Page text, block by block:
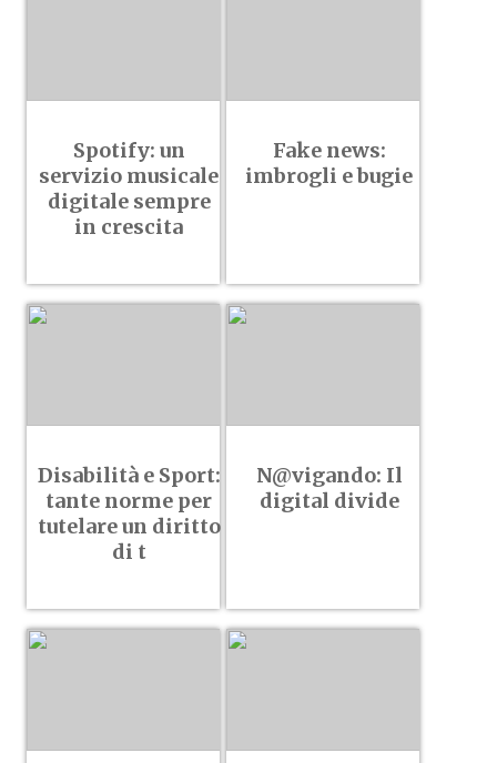
Spotify: un
servizio musicale
digitale sempre
in crescita
Fake news:
imbrogli e bugie
Disabilità e Sport:
tante norme per
tutelare un diritto
di t
N@vigando: Il
digital divide